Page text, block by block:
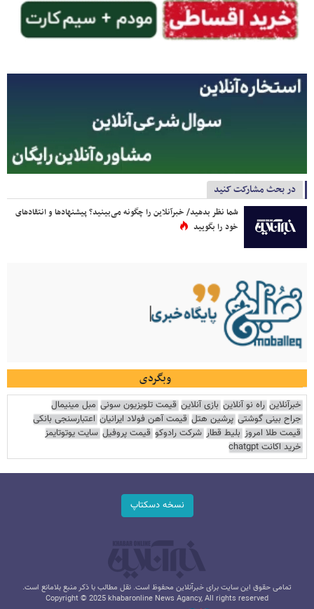
در بحث مشارکت کنید
شما نظر بدهید/ خبرآنلاین را چگونه می‌بینید؟ پیشنهادها و انتقادهای
خود را بگویید
وبگردی
خبرآنلاین راه نو آنلاین بازی آنلاین قیمت تلویزیون سونی مبل مینیمال
جراح بینی گوشتی پرشین هتل قیمت آهن فولاد ایرانیان اعتبارسنجی بانکی
قیمت طلا امروز بلیط قطار شرکت رادوکو قیمت پروفیل سایت یوتوتایمز
خرید اکانت chatgpt
نسخه دسکتاپ
تمامی حقوق این سایت برای خبرآنلاین محفوظ است. نقل مطالب با ذکر منبع بلامانع است.
Copyright © 2025 khabaronline News Agancy, All rights reserved